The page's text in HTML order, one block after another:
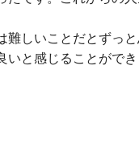
しいことだとずっ
と感じることができ